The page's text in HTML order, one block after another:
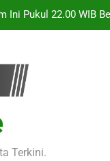
Friendly Dini Hari Ini
Dini Hari Ini Pukul
Ini Pukul 22.00 WIB
Terkini.